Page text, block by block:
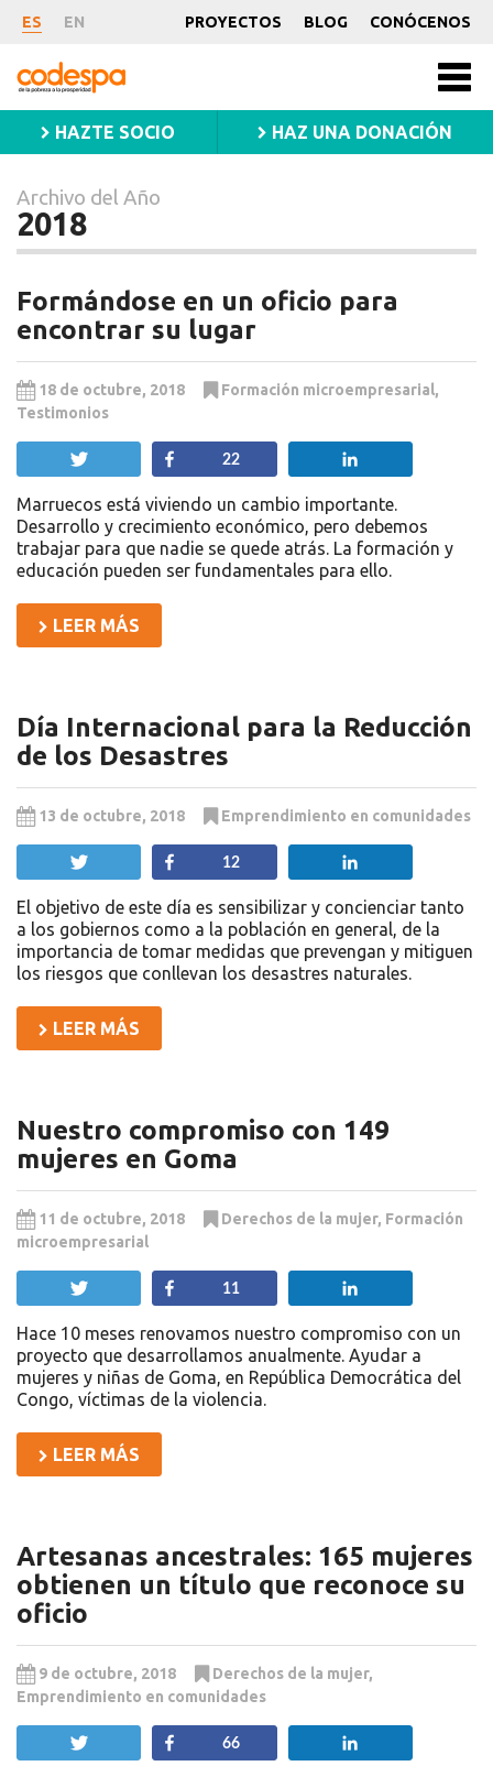
Archivo
Año
2018
ES EN PROYECTOS BLOG CONÓCENOS
CODESPA
HAZTE SOCIO HAZ UNA DONACIÓN
Archivo del Año
2018
Formándose en un oficio para
encontrar su lugar
18 de octubre, 2018 Formación microempresarial,
Testimonios
Compartir
22
Marruecos está viviendo un cambio importante.
Desarrollo y crecimiento económico, pero debemos
trabajar para que nadie se quede atrás. La formación y
educación pueden ser fundamentales para ello.
LEER MÁS
Día Internacional para la Reducción
de los Desastres
13 de octubre, 2018 Emprendimiento en comunidades
Compartir
12
El objetivo de este día es sensibilizar y concienciar tanto
a los gobiernos como a la población en general, de la
importancia de tomar medidas que prevengan y mitiguen
los riesgos que conllevan los desastres naturales.
LEER MÁS
Nuestro compromiso con 149
mujeres en Goma
11 de octubre, 2018 Derechos de la mujer, Formación
microempresarial
Compartir
11
Hace 10 meses renovamos nuestro compromiso con un
proyecto que desarrollamos anualmente. Ayudar a
mujeres y niñas de Goma, en República Democrática del
Congo, víctimas de la violencia.
LEER MÁS
Artesanas ancestrales: 165 mujeres
obtienen un título que reconoce su
oficio
9 de octubre, 2018 Derechos de la mujer,
Emprendimiento en comunidades
Compartir
66